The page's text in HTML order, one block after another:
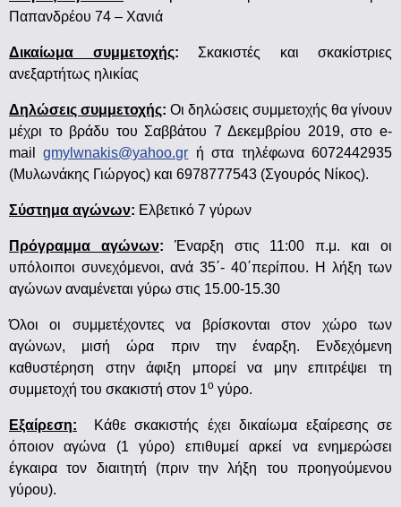
Παπανδρέου 74 – Χανιά
Δικαίωμα συμμετοχής: Σκακιστές και σκακίστριες
ανεξαρτήτως ηλικίας
Δηλώσεις συμμετοχής: Οι δηλώσεις συμμετοχής θα γίνουν
μέχρι το βράδυ του Σαββάτου 7 Δεκεμβρίου 2019, στο e-
mailgmylwnakis@yahoo.gr ή στα τηλέφωνα 6072442935
(Μυλωνάκης Γιώργος) και 6978777543 (Σγουρός Νίκος).
Σύστημα αγώνων: Ελβετικό 7 γύρων
Πρόγραμμα αγώνων: Έναρξη στις 11:00 π.μ. και οι
υπόλοιποι συνεχόμενοι, ανά 35΄- 40΄περίπου. Η λήξη των
αγώνων αναμένεται γύρω στις 15.00-15.30
Όλοι οι συμμετέχοντες να βρίσκονται στον χώρο των
αγώνων, μισή ώρα πριν την έναρξη. Ενδεχόμενη
καθυστέρηση στην άφιξη μπορεί να μην επιτρέψει τη
συμμετοχή του σκακιστή στον 1ο γύρο.
Εξαίρεση: Κάθε σκακιστής έχει δικαίωμα εξαίρεσης σε
όποιον αγώνα (1 γύρο) επιθυμεί αρκεί να ενημερώσει
έγκαιρα τον διαιτητή (πριν την λήξη του προηγούμενου
γύρου).